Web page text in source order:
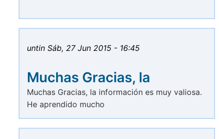
untin Sáb, 27 Jun 2015 - 16:45
Muchas Gracias, la
Muchas Gracias, la información es muy valiosa.
He aprendido mucho